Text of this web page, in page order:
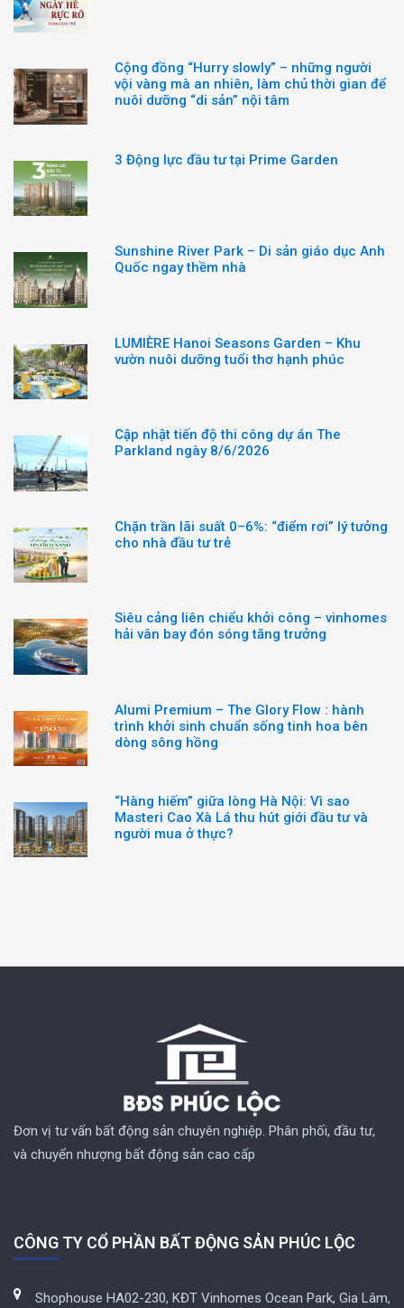
Cộng đồng “Hurry slowly” – những người
vội vàng mà an nhiên, làm chủ thời gian để
nuôi dưỡng “di sản” nội tâm
3 Động lực đầu tư tại Prime Garden
Sunshine River Park – Di sản giáo dục Anh
Quốc ngay thềm nhà
LUMIÈRE Hanoi Seasons Garden – Khu
vườn nuôi dưỡng tuổi thơ hạnh phúc
Cập nhật tiến độ thi công dự án The
Parkland ngày 8/6/2026
Chặn trần lãi suất 0–6%: “điểm rơi” lý tưởng
cho nhà đầu tư trẻ
Siêu cảng liên chiểu khởi công – vinhomes
hải vân bay đón sóng tăng trưởng
Alumi Premium – The Glory Flow : hành
trình khởi sinh chuẩn sống tinh hoa bên
dòng sông hồng
“Hàng hiếm” giữa lòng Hà Nội: Vì sao
Masteri Cao Xà Lá thu hút giới đầu tư và
người mua ở thực?
Đơn vị tư vấn bất động sản chuyên nghiệp. Phân phối, đầu tư,
và chuyển nhượng bất động sản cao cấp
CÔNG TY CỔ PHẦN BẤT ĐỘNG SẢN PHÚC LỘC
Shophouse HA02-230, KĐT Vinhomes Ocean Park, Gia Lâm,